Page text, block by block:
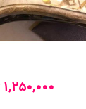
1,250,000 تومان